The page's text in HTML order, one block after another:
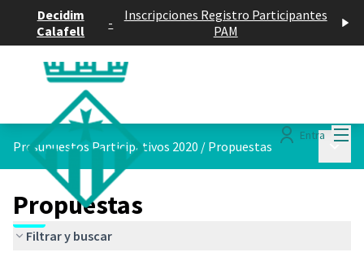
Decidim
Calafell
-
Inscripciones Registro Participantes
PAM
Entra
Presupuestos Participativos 2020 / Propuestas
Propuestas
Filtrar y buscar